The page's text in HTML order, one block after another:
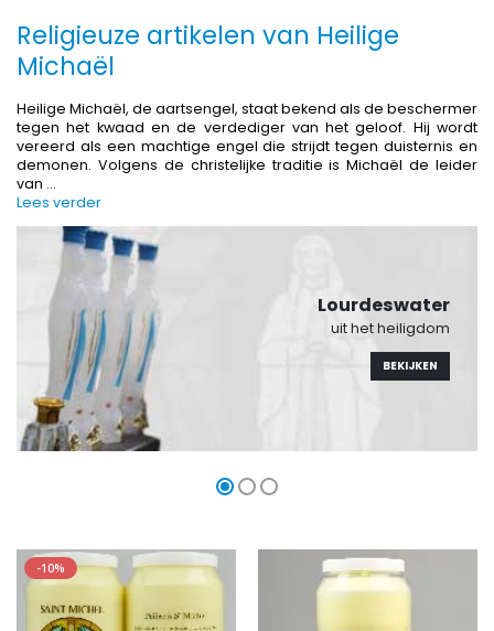
Religieuze artikelen van Heilige
Michaël
Heilige Michaël, de aartsengel, staat bekend als de beschermer
tegen het kwaad en de verdediger van het geloof. Hij wordt
vereerd als een machtige engel die strijdt tegen duisternis en
demonen. Volgens de christelijke traditie is Michaël de leider
van ...
Lees verder
Lourdeswater
uit het heiligdom
BEKIJKEN
-10%
-10%
€15.00
€21.90
€12.90 €7.90